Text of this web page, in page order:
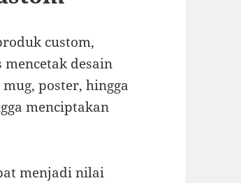
custom,
desain
poster, hingga
menciptakan
menjadi nilai